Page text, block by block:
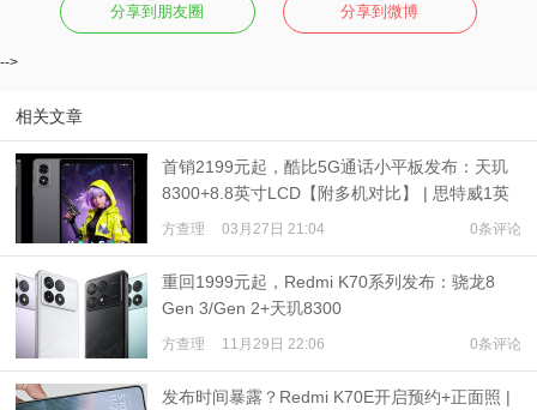
分享到朋友圈 分享到微博
-->
相关文章
首销2199元起，酷比5G通话小平板发布：天玑
8300+8.8英寸LCD【附多机对比】 | 思特威1英
寸旗舰发布
方查理 03月27日 21:04 0条评论
重回1999元起，Redmi K70系列发布：骁龙8
Gen 3/Gen 2+天玑8300
方查理 11月29日 22:06 0条评论
发布时间暴露？Redmi K70E开启预约+正面照 |